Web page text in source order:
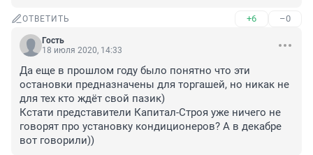
ОТВЕТИТЬ +6 –0
Гость
18 июля 2020, 14:33
Да еще в прошлом году было понятно что эти
остановки предназначены для торгашей, но никак не
для тех кто ждёт свой пазик)
Кстати представители Капитал-Строя уже ничего не
говорят про установку кондиционеров? А в декабре
вот говорили))